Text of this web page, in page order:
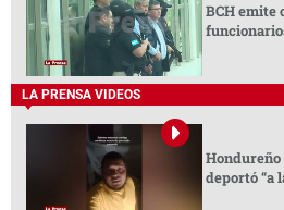
BCH emite
LA PRENSA VIDEOS
Hondureño
deportó “a